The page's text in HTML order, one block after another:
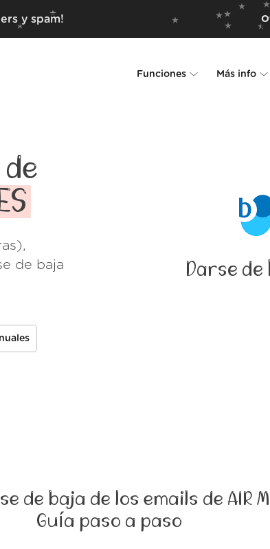
y spam!
Funciones Más info
Muro de amor
de baja
Darse de
de baja de los emails de AIR
Guía paso a paso